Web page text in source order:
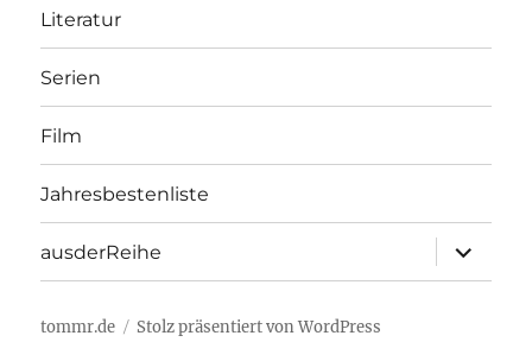
Literatur
Serien
Film
Jahresbestenliste
ausderReihe
öffnen
tommr.de Stolz präsentiert von WordPress